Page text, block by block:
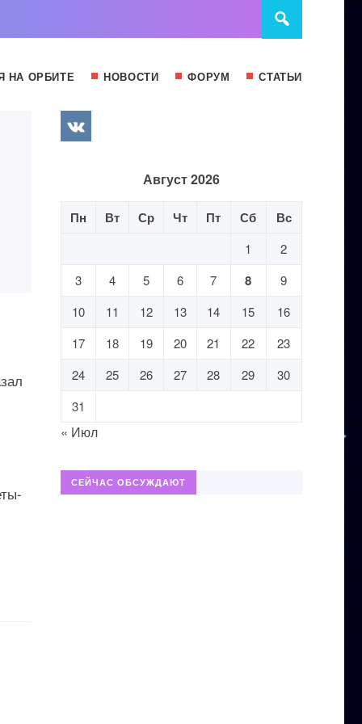
НА ОРБИТЕ НОВОСТИ ФОРУМ СТАТЬИ
Август 2026
Пн Вт Ср Чт Пт Сб Вс
1
2
3
4 5 6 7 8
9
10
11 12 13 14 15
16
17
18 19 20 21 22
23
24
25 26 27 28 29
30
31
« Июл
СЕЙЧАС ОБСУЖДАЮТ